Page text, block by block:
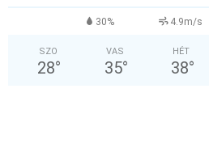
30% 4.9m/s
SZO
28°
VAS
35°
HÉT
38°